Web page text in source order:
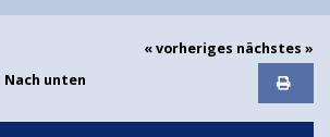
« vorheriges nächstes »
Nach unten